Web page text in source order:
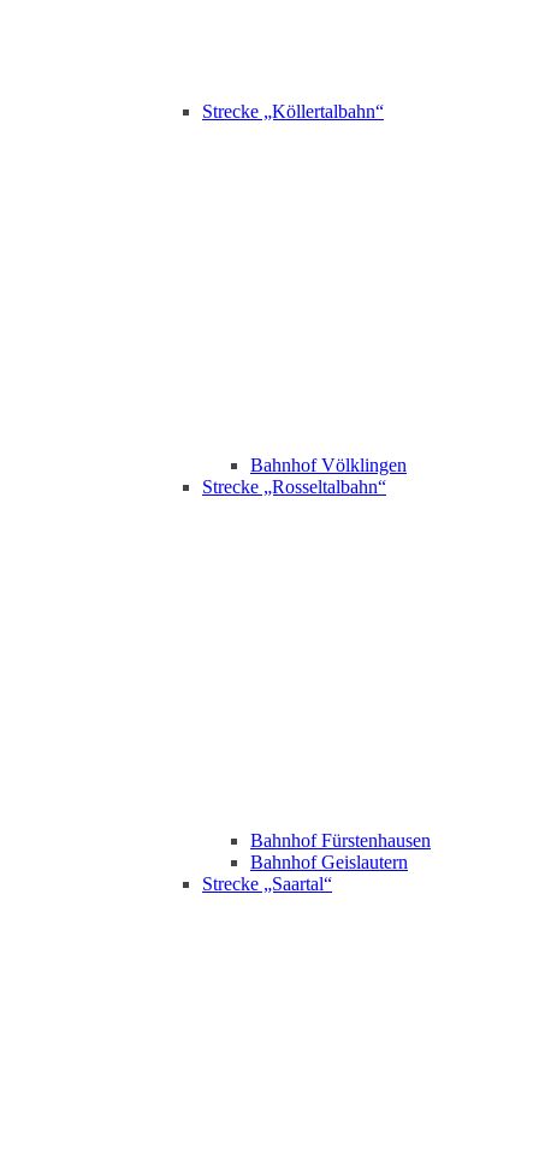
Strecke „Köllertalbahn“
Bahnhof Völklingen
Strecke „Rosseltalbahn“
Bahnhof Fürstenhausen
Bahnhof Geislautern
Strecke „Saartal“